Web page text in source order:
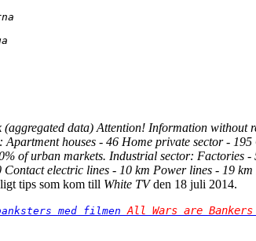
data) Attention! Information
houses - 46 Home private sector -
of urban markets. Industrial sector: Factories
electric lines - 10 km Power lines - 19
tips som kom till White TVden 18 juli 2014.
med filmen All Wars are Bankers